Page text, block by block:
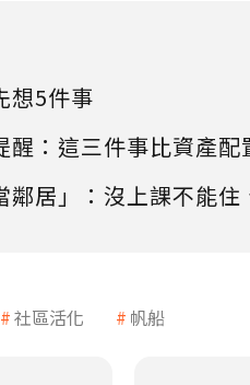
想5件事
：這三件事比資產配
居」：沒上課不能住
社區活化 帆船